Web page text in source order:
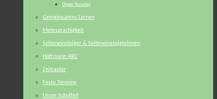
Open Sunday
Gemeinsames Lernen
Mehrsprachigkeit
Seiteneinsteiger & Seiteneinsteigerinnen
Hüttmann ABC
Zeitraster
Feste Termine
Unser Schulhof